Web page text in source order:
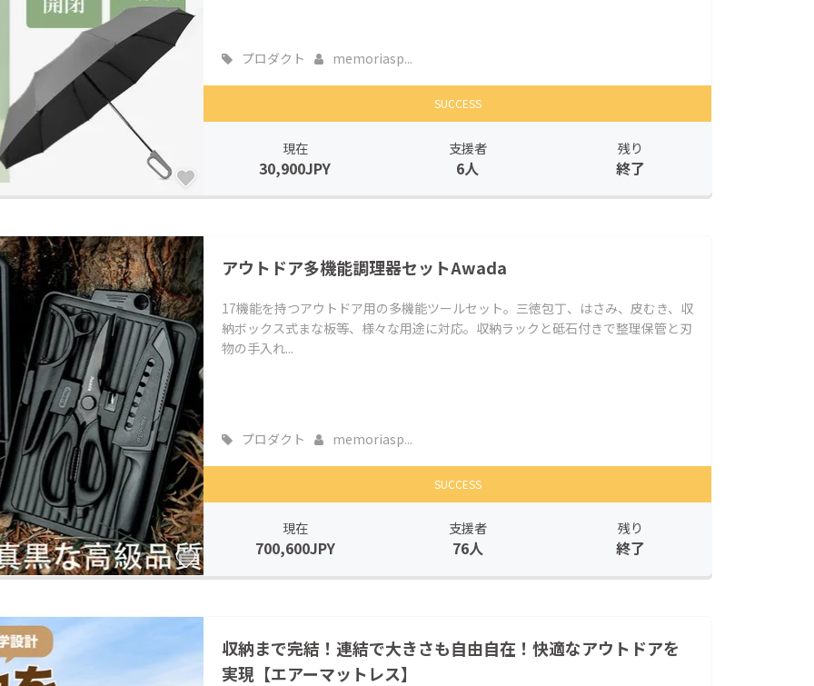
プロダクト memoriasp...
SUCCESS
現在
30,900JPY
支援者
6人
残り
終了
アウトドア多機能調理器セットAwada
17機能を持つアウトドア用の多機能ツールセット。三徳包丁、はさみ、皮むき、収
納ボックス式まな板等、様々な用途に対応。収納ラックと砥石付きで整理保管と刃
物の手入れ...
プロダクト memoriasp...
SUCCESS
現在
700,600JPY
支援者
76人
残り
終了
収納まで完結！連結で大きさも自由自在！快適なアウトドアを
実現【エアーマットレス】